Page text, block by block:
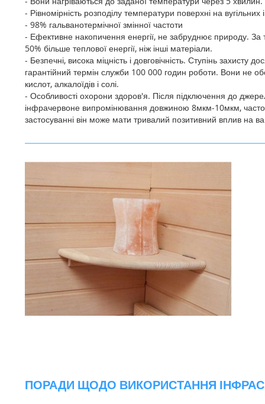
- Рівномірність розподілу температури поверхні на
- 98% гальванотермічної змінної частоти
- Ефективне накопичення енергії, не забруднює природу.
50% більше теплової енергії, ніж інші матеріали.
- Безпечні, висока міцність і довговічність. Ступінь захисту
гарантійний термін служби 100 000 годин роботи. Вони не
кислот, алкалоїдів і солі.
- Особливості охорони здоров'я. Після підключення до
інфрачервоне випромінювання довжиною 8мкм-10мкм,
застосуванні він може мати тривалий позитивний вплив на
ПОРАДИ ЩОДО ВИКОРИСТАННЯ